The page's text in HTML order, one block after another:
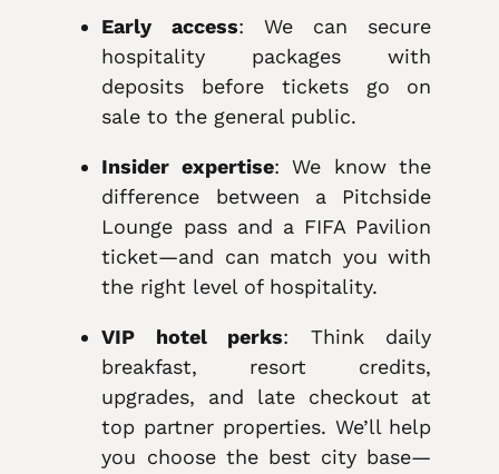
Early access: We can secure
hospitality packages with
deposits before tickets go on
sale to the general public.
Insider expertise: We know the
difference between a Pitchside
Lounge pass and a FIFA Pavilion
ticket—and can match you with
the right level of hospitality.
VIP hotel perks: Think daily
breakfast, resort credits,
upgrades, and late checkout at
top partner properties. We’ll help
you choose the best city base—